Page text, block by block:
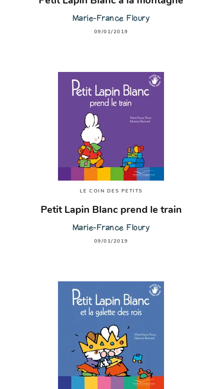
Marie-France Floury
09/01/2019
LE COIN DES PETITS
Petit Lapin Blanc prend le train
Marie-France Floury
09/01/2019